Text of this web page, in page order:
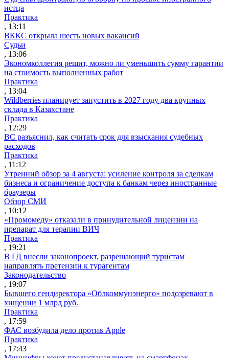
истца
Практика
, 13:11
ВККС открыла шесть новых вакансий
Судьи
, 13:06
Экономколлегия решит, можно ли уменьшить сумму гарантии
на стоимость выполненных работ
Практика
, 13:04
Wildberries планирует запустить в 2027 году два крупных
склада в Казахстане
Практика
, 12:29
ВС разъяснил, как считать срок для взыскания судебных
расходов
Практика
, 11:12
Утренний обзор за 4 августа: усиление контроля за сделкам
бизнеса и ограничение доступа к банкам через иностранные
браузеры
Обзор СМИ
, 10:12
«Промомеду» отказали в принудительной лицензии на
препарат для терапии ВИЧ
Практика
, 19:21
В ГД внесли законопроект, разрешающий туристам
направлять претензии к турагентам
Законодательство
, 19:07
Бывшего гендиректора «Облкоммунэнерго» подозревают в
хищении 1 млрд руб.
Практика
, 17:59
ФАС возбудила дело против Apple
Практика
, 17:43